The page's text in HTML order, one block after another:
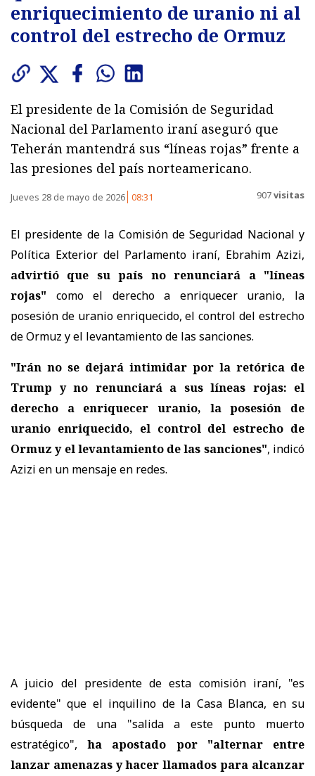
enriquecimiento de uranio ni al
control del estrecho de Ormuz
El presidente de la Comisión de Seguridad
Nacional del Parlamento iraní aseguró que
Teherán mantendrá sus “líneas rojas” frente a
las presiones del país norteamericano.
Jueves 28 de mayo de 2026 08:31 907visitas
El presidente de la Comisión de Seguridad Nacional y
Política Exterior del Parlamento iraní, Ebrahim Azizi,
advirtió que su país no renunciará a "líneas
rojas" como el derecho a enriquecer uranio, la
posesión de uranio enriquecido, el control del estrecho
de Ormuz y el levantamiento de las sanciones.
"Irán no se dejará intimidar por la retórica de
Trump y no renunciará a sus líneas rojas: el
derecho a enriquecer uranio, la posesión de
uranio enriquecido, el control del estrecho de
Ormuz y el levantamiento de las sanciones", indicó
Azizi en un mensaje en redes.
A juicio del presidente de esta comisión iraní, "es
evidente" que el inquilino de la Casa Blanca, en su
búsqueda de una "salida a este punto muerto
estratégico",ha apostado por "alternar entre
lanzar amenazas y hacer llamados para alcanzar